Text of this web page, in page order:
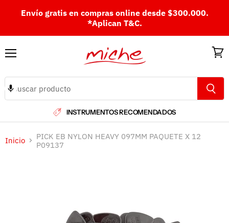
Envío gratis en compras online desde $300.000.
*Aplican T&C.
INSTRUMENTOS RECOMENDADOS
Inicio
PICK EB NYLON HEAVY 097MM PAQUETE X 12
P09137